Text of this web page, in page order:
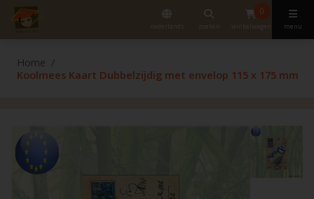
nederlands zoeken
0
winkelwagen menu
Home
Koolmees Kaart Dubbelzijdig met envelop 115 x 175 mm